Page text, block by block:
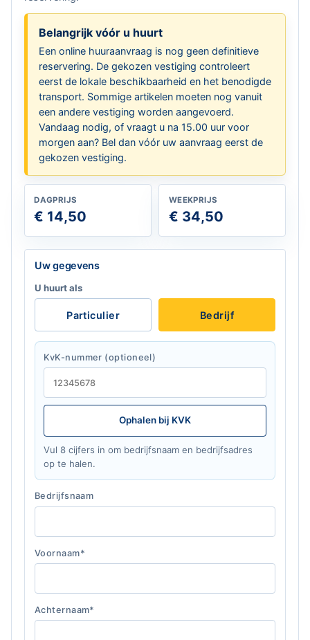
Belangrijk vóór u huurt
Een online huuraanvraag is nog geen definitieve
reservering. De gekozen vestiging controleert
eerst de lokale beschikbaarheid en het benodigde
transport. Sommige artikelen moeten nog vanuit
een andere vestiging worden aangevoerd.
Vandaag nodig, of vraagt u na 15.00 uur voor
morgen aan? Bel dan vóór uw aanvraag eerst de
gekozen vestiging.
DAGPRIJS
€ 14,50
WEEKPRIJS
€ 34,50
Uw gegevens
U huurt als
Particulier Bedrijf
KvK-nummer (optioneel)
Ophalen bij KVK
Vul 8 cijfers in om bedrijfsnaam en bedrijfsadres
op te halen.
Bedrijfsnaam
Voornaam*
Achternaam*